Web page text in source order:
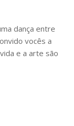
dança entre
vocês a
e a arte são